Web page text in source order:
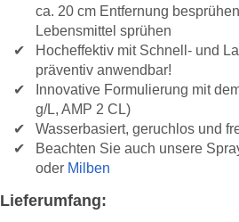
ca. 20 cm Entfernung
Lebensmittel sprühen
Hocheffektiv mit Schnell- und
präventiv anwendbar!
Innovative Formulierung mit
g/L, AMP 2 CL)
Wasserbasiert, geruchlos und
Beachten Sie auch unsere
oder Milben
Lieferumfang: